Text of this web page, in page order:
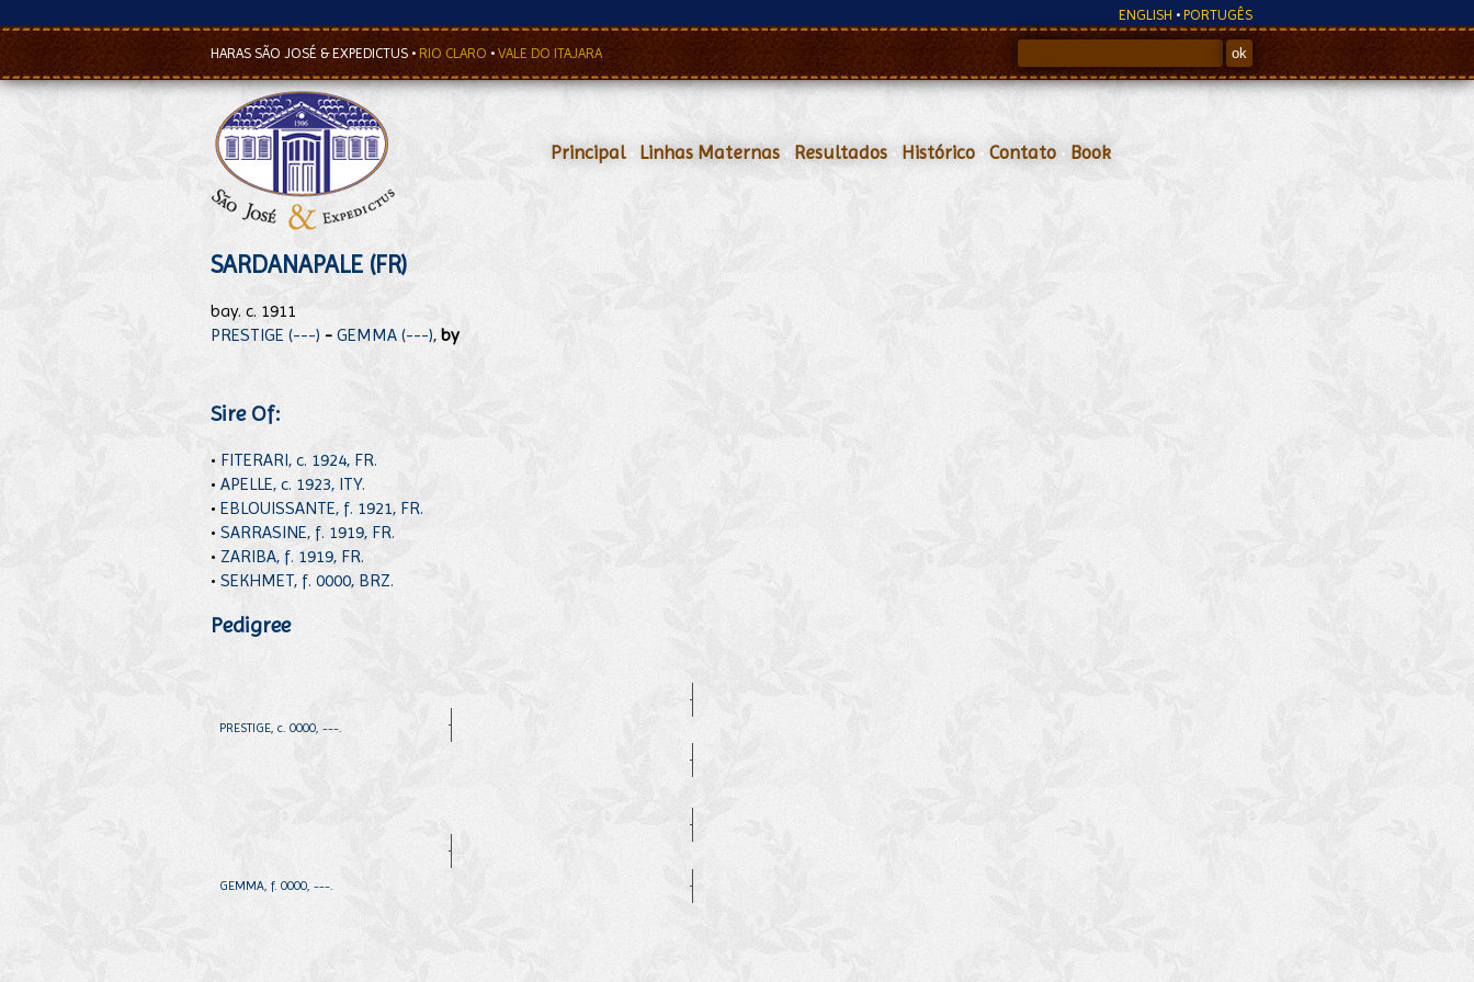
ENGLISH • PORTUGÊS
HARAS SÃO JOSÉ & EXPEDICTUS • RIO CLARO •VALE DO ITAJARA
Principal• Linhas Maternas • Resultados • Histórico • Contato • Book
SARDANAPALE (FR)
bay. c. 1911
PRESTIGE (---) - GEMMA (---), by
Sire Of:
• FITERARI, c. 1924, FR.
• APELLE, c. 1923, ITY.
• EBLOUISSANTE, f. 1921, FR.
• SARRASINE, f. 1919, FR.
• ZARIBA, f. 1919, FR.
• SEKHMET, f. 0000, BRZ.
Pedigree
PRESTIGE, c. 0000, ---.
GEMMA, f. 0000, ---.